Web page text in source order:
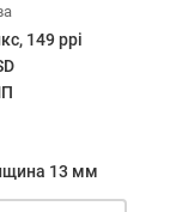
149 ppi
13 мм